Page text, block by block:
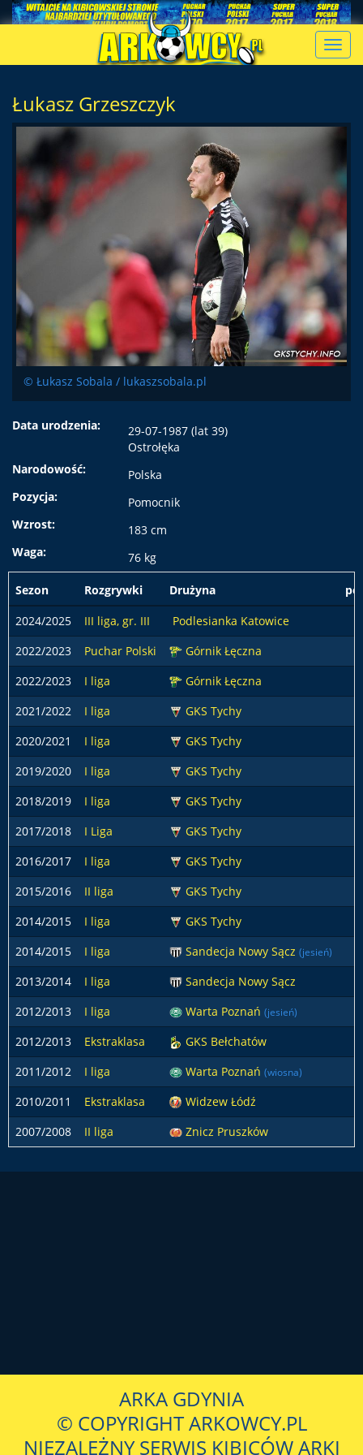
Łukasz Grzeszczyk
© Łukasz Sobala / lukaszsobala.pl
Data urodzenia:
29-07-1987 (lat 39)
Ostrołęka
Narodowość:
Polska
Pozycja:
Pomocnik
Wzrost:
183 cm
Waga:
76 kg
Sezon Rozgrywki Drużyna
2024/2025
III liga, gr. III Podlesianka Katowice
2022/2023
Puchar Polski Górnik Łęczna
2022/2023
I liga Górnik Łęczna
2021/2022
I liga GKS Tychy
2020/2021
I liga GKS Tychy
2019/2020
I liga GKS Tychy
2018/2019
I liga GKS Tychy
2017/2018
I Liga GKS Tychy
2016/2017
I liga GKS Tychy
2015/2016
II liga GKS Tychy
2014/2015
I liga GKS Tychy
2014/2015
I liga Sandecja Nowy Sącz (jesień)
2013/2014
I liga Sandecja Nowy Sącz
2012/2013
I liga Warta Poznań (jesień)
2012/2013
Ekstraklasa GKS Bełchatów
2011/2012
I liga Warta Poznań (wiosna)
2010/2011
Ekstraklasa
Widzew Łódź
2007/2008
II liga Znicz Pruszków
ARKA GDYNIA
© COPYRIGHT ARKOWCY.PL
NIEZALEŻNY SERWIS KIBICÓW ARKI